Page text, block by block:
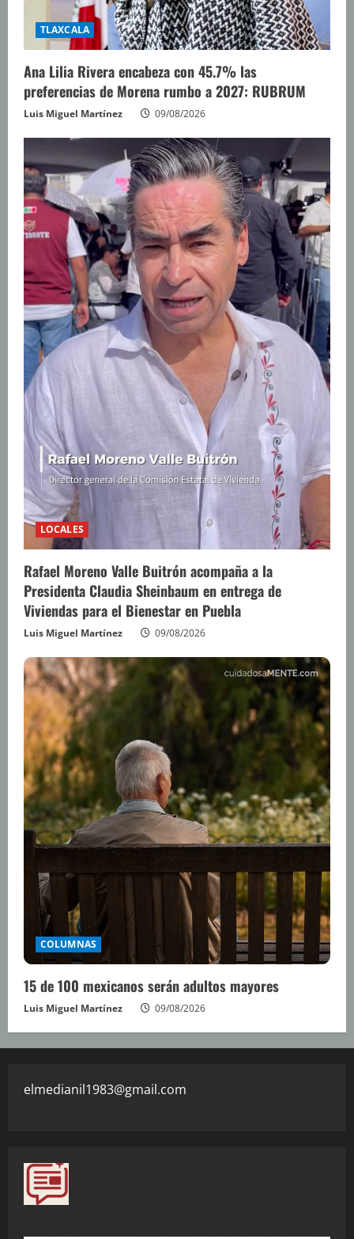
TLAXCALA
Ana Lilia Rivera encabeza con 45.7% las
preferencias de Morena rumbo a 2027: RUBRUM
Luis Miguel Martínez 09/08/2026
LOCALES
Rafael Moreno Valle Buitrón acompaña a la
Presidenta Claudia Sheinbaum en entrega de
Viviendas para el Bienestar en Puebla
Luis Miguel Martínez 09/08/2026
COLUMNAS
15 de 100 mexicanos serán adultos mayores
Luis Miguel Martínez 09/08/2026
elmedianil1983@gmail.com